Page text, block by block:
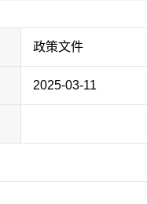
政策文件
2025-03-11